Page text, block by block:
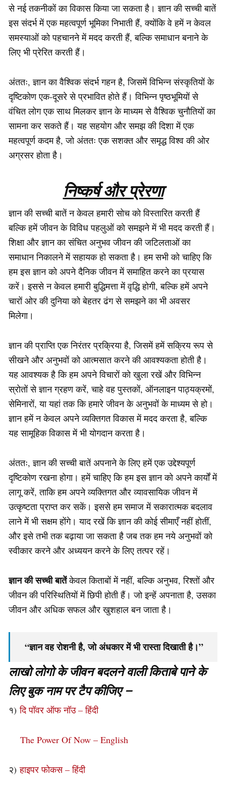
से नई तकनीकों का विकास किया जा सकता है। ज्ञान की सच्ची बातें
इस संदर्भ में एक महत्वपूर्ण भूमिका निभाती हैं, क्योंकि वे हमें न केवल
समस्याओं को पहचानने में मदद करती हैं, बल्कि समाधान बनाने के
लिए भी प्रेरित करती हैं।
अंततः, ज्ञान का वैश्विक संदर्भ गहन है, जिसमें विभिन्न संस्कृतियों के
दृष्टिकोण एक-दूसरे से प्रभावित होते हैं। विभिन्न पृष्ठभूमियों से
वंचित लोग एक साथ मिलकर ज्ञान के माध्यम से वैश्विक चुनौतियों का
सामना कर सकते हैं। यह सहयोग और समझ की दिशा में एक
महत्वपूर्ण कदम है, जो अंततः एक सशक्त और समृद्ध विश्व की ओर
अग्रसर होता है।
निष्कर्ष और प्रेरणा
ज्ञान की सच्ची बातें न केवल हमारी सोच को विस्तारित करती हैं
बल्कि हमें जीवन के विविध पहलुओं को समझने में भी मदद करती हैं।
शिक्षा और ज्ञान का संचित अनुभव जीवन की जटिलताओं का
समाधान निकालने में सहायक हो सकता है। हम सभी को चाहिए कि
हम इस ज्ञान को अपने दैनिक जीवन में समाहित करने का प्रयास
करें। इससे न केवल हमारी बुद्धिमत्ता में वृद्धि होगी, बल्कि हमें अपने
चारों ओर की दुनिया को बेहतर ढंग से समझने का भी अवसर
मिलेगा।
ज्ञान की प्राप्ति एक निरंतर प्रक्रिया है, जिसमें हमें सक्रिय रूप से
सीखने और अनुभवों को आत्मसात करने की आवश्यकता होती है।
यह आवश्यक है कि हम अपने विचारों को खुला रखें और विभिन्न
स्रोतों से ज्ञान ग्रहण करें, चाहे वह पुस्तकों, ऑनलाइन पाठ्यक्रमों,
सेमिनारों, या यहां तक कि हमारे जीवन के अनुभवों के माध्यम से हो।
ज्ञान हमें न केवल अपने व्यक्तिगत विकास में मदद करता है, बल्कि
यह सामूहिक विकास में भी योगदान करता है।
अंततः, ज्ञान की सच्ची बातें अपनाने के लिए हमें एक उद्देश्यपूर्ण
दृष्टिकोण रखना होगा। हमें चाहिए कि हम इस ज्ञान को अपने कार्यों में
लागू करें, ताकि हम अपने व्यक्तिगत और व्यावसायिक जीवन में
उत्कृष्टता प्राप्त कर सकें। इससे हम समाज में सकारात्मक बदलाव
लाने में भी सक्षम होंगे। याद रखें कि ज्ञान की कोई सीमाएँ नहीं होतीं,
और इसे तभी तक बढ़ाया जा सकता है जब तक हम नये अनुभवों को
स्वीकार करने और अध्ययन करने के लिए तत्पर रहें।
ज्ञान की सच्ची बातेंकेवल किताबों में नहीं, बल्कि अनुभव, रिश्तों और
जीवन की परिस्थितियों में छिपी होती हैं। जो इन्हें अपनाता है, उसका
जीवन और अधिक सफल और खुशहाल बन जाता है।
“ज्ञान वह रोशनी है, जो अंधकार में भी रास्ता दिखाती है।”
लाखो लोगो के जीवन बदलने वाली किताबे पाने के
लिए बुक नाम पर टैप कीजिए –
१)दि पॉवर ऑफ नॉउ – हिंदी
The Power Of Now – English
२)हाइपर फोकस – हिंदी